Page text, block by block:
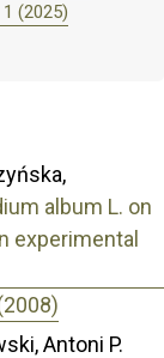
(2025)
album L. on
experimental
Antoni P.